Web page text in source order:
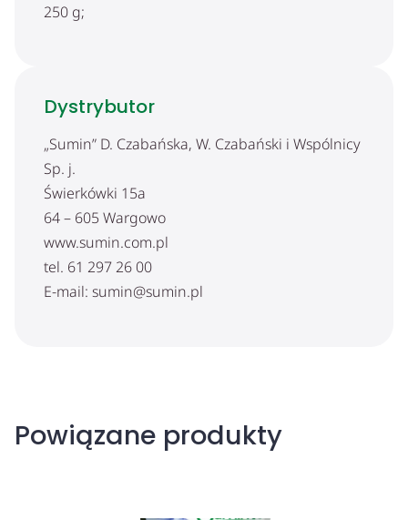
250 g;
Dystrybutor
„Sumin” D. Czabańska, W. Czabański i Wspólnicy
Sp. j.
Świerkówki 15a
64 – 605 Wargowo
www.sumin.com.pl
tel. 61 297 26 00
E-mail: sumin@sumin.pl
Powiązane produkty